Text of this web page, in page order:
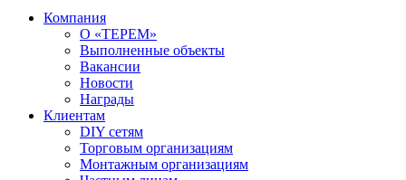
Компания
О «ТЕРЕМ»
Выполненные объекты
Вакансии
Новости
Награды
Клиентам
DIY сетям
Торговым организациям
Монтажным организациям